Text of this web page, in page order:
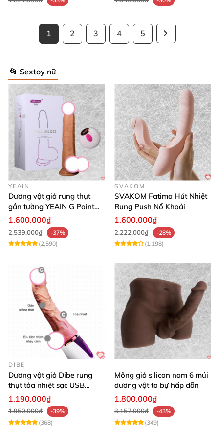
1 2 3 4 5
📂 Sextoy nữ
YEAIN
Dương vật giả rung thụt
gắn tường YEAIN G Point
tỏa nhiệt điều khiển từ xa
1.600.000₫
2.539.000₫
-37%
(2,590)
SVAKOM
SVAKOM Fatima Hút Nhiệt
Rung Push Nổ Khoái
1.600.000₫
2.222.000₫
-28%
(1,198)
DIBE
Dương vật giả Dibe rung
thụt tỏa nhiệt sạc USB
silicon mềm mại
1.190.000₫
1.950.000₫
-39%
(368)
Mông giả silicon nam 6 múi
dương vật to bự hấp dẫn
1.800.000₫
3.157.000₫
-43%
(349)